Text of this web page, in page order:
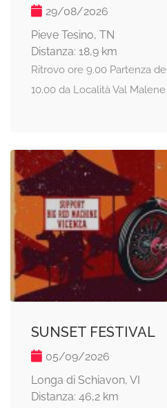
29/08/2026
Pieve Tesino, TN
Distanza: 18,9 km
Ritrovo ore 9.00 Partenza
10.00 da Località Val Malene
SUNSET FESTIVAL
05/09/2026
Longa di Schiavon, VI
Distanza: 46,2 km